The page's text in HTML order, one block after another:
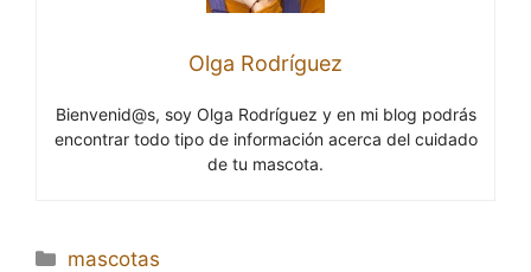
Olga Rodríguez
Bienvenid@s, soy Olga Rodríguez y en mi blog podrás
encontrar todo tipo de información acerca del cuidado
de tu mascota.
Categorías
mascotas